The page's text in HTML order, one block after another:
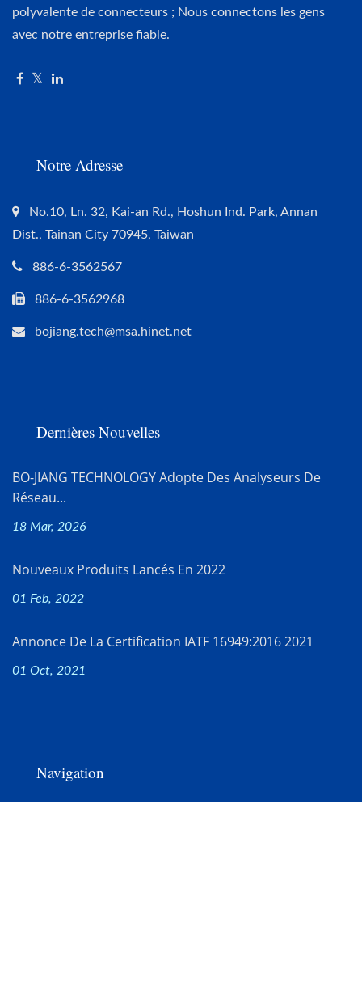
polyvalente de connecteurs ; Nous connectons les gens
avec notre entreprise fiable.
Notre Adresse
No.10, Ln. 32, Kai-an Rd., Hoshun Ind. Park, Annan
Dist., Tainan City 70945, Taiwan
886-6-3562567
886-6-3562968
bojiang.tech@msa.hinet.net
Dernières Nouvelles
BO-JIANG TECHNOLOGY Adopte Des Analyseurs De
Réseau...
18 Mar, 2026
Nouveaux Produits Lancés En 2022
01 Feb, 2022
Annonce De La Certification IATF 16949:2016 2021
01 Oct, 2021
Navigation